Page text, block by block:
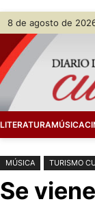
Saltar
contenido
Skip
content
8 de agosto de
LITERATURAMÚSICA
MÚSICA TURISMO
Se